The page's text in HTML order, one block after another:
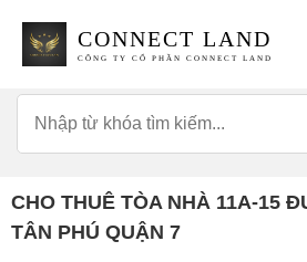
CONNECT LAND
CÔNG TY CỔ PHẦN CONNECT LAND
CHO THUÊ TÒA NHÀ 11A-15
TÂN PHÚ QUẬN 7